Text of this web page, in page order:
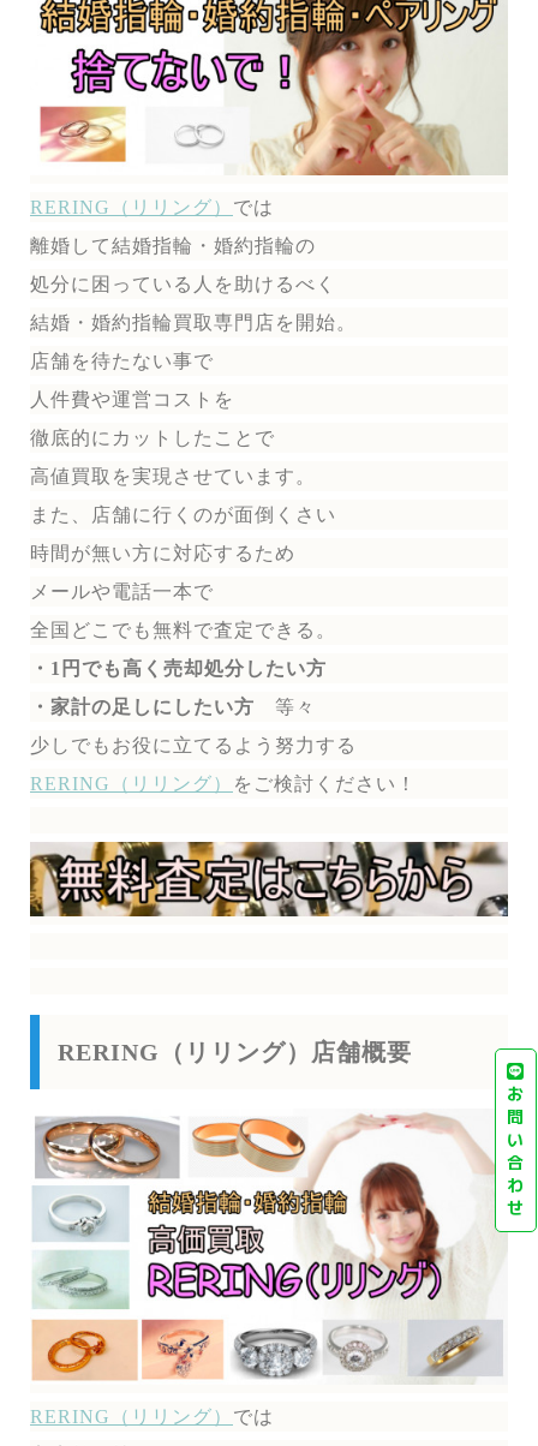
RERING（リリング） では
離婚して結婚指輪・婚約指輪の
処分に困っている人を助けるべく
結婚・婚約指輪買取専門店を開始。
店舗を待たない事で
人件費や運営コストを
徹底的にカットしたことで
高値買取を実現させています。
また、店舗に行くのが面倒くさい
時間が無い方に対応するため
メールや電話一本で
全国どこでも無料で査定できる。
・1円でも高く売却処分したい方
・家計の足しにしたい方 等々
少しでもお役に立てるよう努力する
RERING（リリング）
を ご検討ください！
RERING（リリング）店舗概要
RERING（リリング） では
お
問
い
合
わ
せ